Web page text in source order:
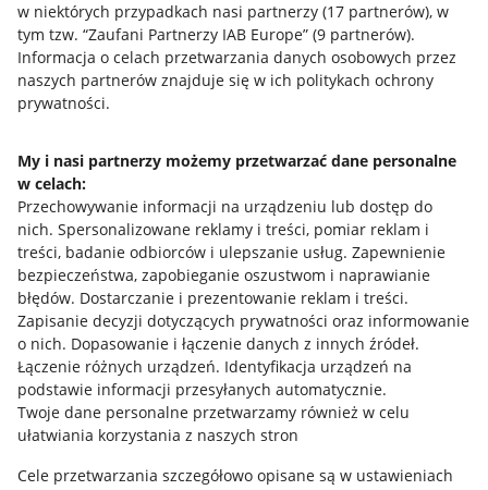
w niektórych przypadkach nasi partnerzy (17 partnerów), w
tym tzw. “Zaufani Partnerzy IAB Europe” (9 partnerów).
Informacja o celach przetwarzania danych osobowych przez
naszych partnerów znajduje się w ich politykach ochrony
prywatności.
My i nasi partnerzy możemy przetwarzać dane personalne
w celach:
Przechowywanie informacji na urządzeniu lub dostęp do
nich. Spersonalizowane reklamy i treści, pomiar reklam i
treści, badanie odbiorców i ulepszanie usług. Zapewnienie
bezpieczeństwa, zapobieganie oszustwom i naprawianie
błędów. Dostarczanie i prezentowanie reklam i treści.
Zapisanie decyzji dotyczących prywatności oraz informowanie
o nich. Dopasowanie i łączenie danych z innych źródeł.
Łączenie różnych urządzeń. Identyfikacja urządzeń na
podstawie informacji przesyłanych automatycznie.
Twoje dane personalne przetwarzamy również w celu
ułatwiania korzystania z naszych stron
Cele przetwarzania szczegółowo opisane są w ustawieniach
Regulamin
Polityka plików "cookies"
Ustawienia plików "cookies"
Informacje dla Aktu o Usługach Cyfrowych
Pobierz aplikację